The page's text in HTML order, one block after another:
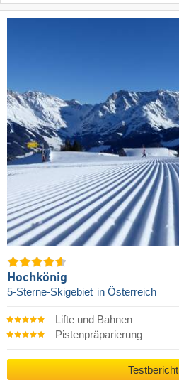
Hochkönig
5-Sterne-Skigebiet in Österreich
Lifte und Bahnen
Pistenpräparierung
Testbericht